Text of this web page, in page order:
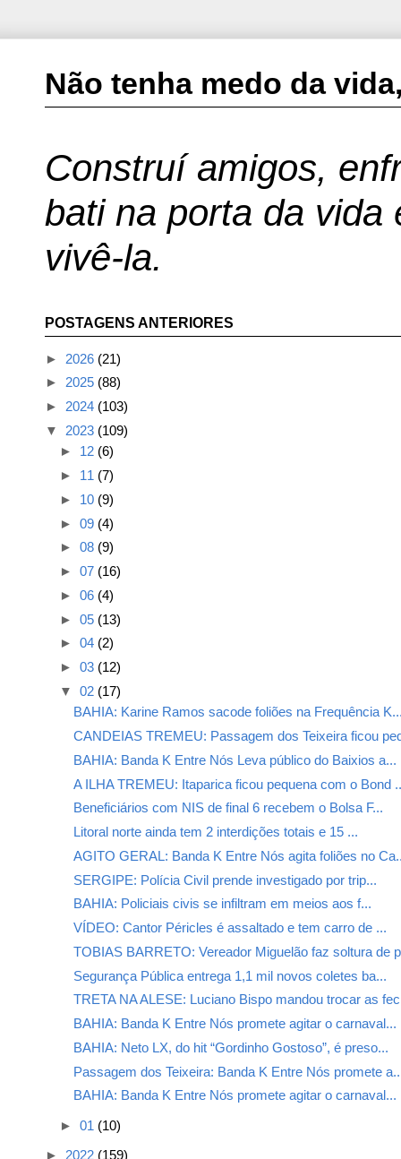
Não tenha medo da
Construí amigos,
bati na porta da vida
vivê-la.
POSTAGENS ANTERIORES
► 2026 (21)
► 2025 (88)
► 2024 (103)
▼ 2023 (109)
► 12 (6)
► 11 (7)
► 10 (9)
► 09 (4)
► 08 (9)
► 07 (16)
► 06 (4)
► 05 (13)
► 04 (2)
► 03 (12)
▼ 02 (17)
BAHIA: Karine Ramos sacode foliões na Frequência
CANDEIAS TREMEU: Passagem dos Teixeira ficou
BAHIA: Banda K Entre Nós Leva público do Baixios a...
A ILHA TREMEU: Itaparica ficou pequena com o Bond
Beneficiários com NIS de final 6 recebem o Bolsa F...
Litoral norte ainda tem 2 interdições totais e 15 ...
AGITO GERAL: Banda K Entre Nós agita foliões no
SERGIPE: Polícia Civil prende investigado por trip...
BAHIA: Policiais civis se infiltram em meios aos f...
VÍDEO: Cantor Péricles é assaltado e tem carro de ...
TOBIAS BARRETO: Vereador Miguelão faz soltura de
Segurança Pública entrega 1,1 mil novos coletes ba...
TRETA NA ALESE: Luciano Bispo mandou trocar as
BAHIA: Banda K Entre Nós promete agitar o carnaval...
BAHIA: Neto LX, do hit “Gordinho Gostoso”, é preso...
Passagem dos Teixeira: Banda K Entre Nós promete
BAHIA: Banda K Entre Nós promete agitar o carnaval...
► 01 (10)
► 2022 (159)